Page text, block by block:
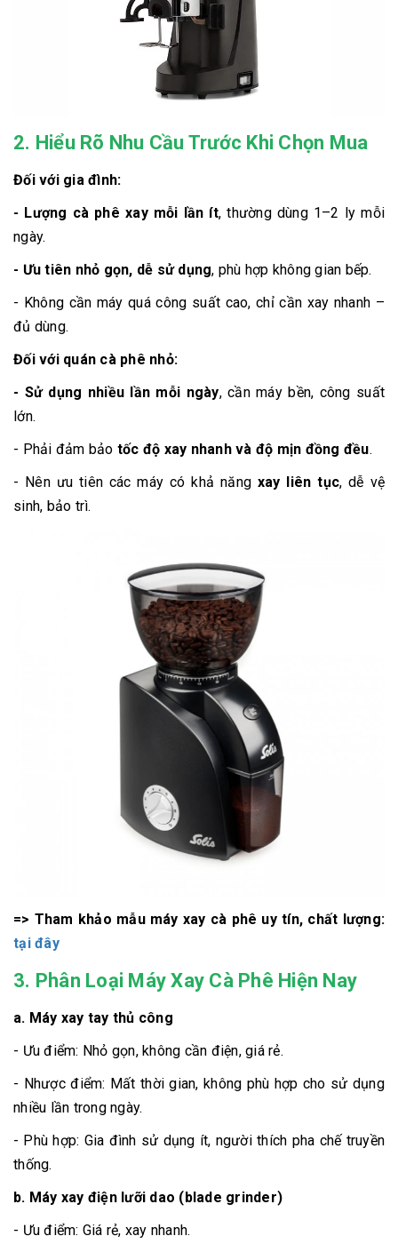
2. Hiểu Rõ Nhu Cầu Trước Khi Chọn Mua
Đối với gia đình:
- Lượng cà phê xay mỗi lần ít, thường dùng 1–2 ly mỗi
ngày.
- Ưu tiên nhỏ gọn, dễ sử dụng, phù hợp không gian bếp.
- Không cần máy quá công suất cao, chỉ cần xay nhanh –
đủ dùng.
Đối với quán cà phê nhỏ:
- Sử dụng nhiều lần mỗi ngày, cần máy bền, công suất
lớn.
- Phải đảm bảo tốc độ xay nhanh và độ mịn đồng đều.
- Nên ưu tiên các máy có khả năng xay liên tục, dễ vệ
sinh, bảo trì.
=> Tham khảo mẫu máy xay cà phê uy tín, chất lượng:
tại đây
3. Phân Loại Máy Xay Cà Phê Hiện Nay
a. Máy xay tay thủ công
- Ưu điểm: Nhỏ gọn, không cần điện, giá rẻ.
- Nhược điểm: Mất thời gian, không phù hợp cho sử dụng
nhiều lần trong ngày.
- Phù hợp: Gia đình sử dụng ít, người thích pha chế truyền
thống.
b. Máy xay điện lưỡi dao (blade grinder)
- Ưu điểm: Giá rẻ, xay nhanh.